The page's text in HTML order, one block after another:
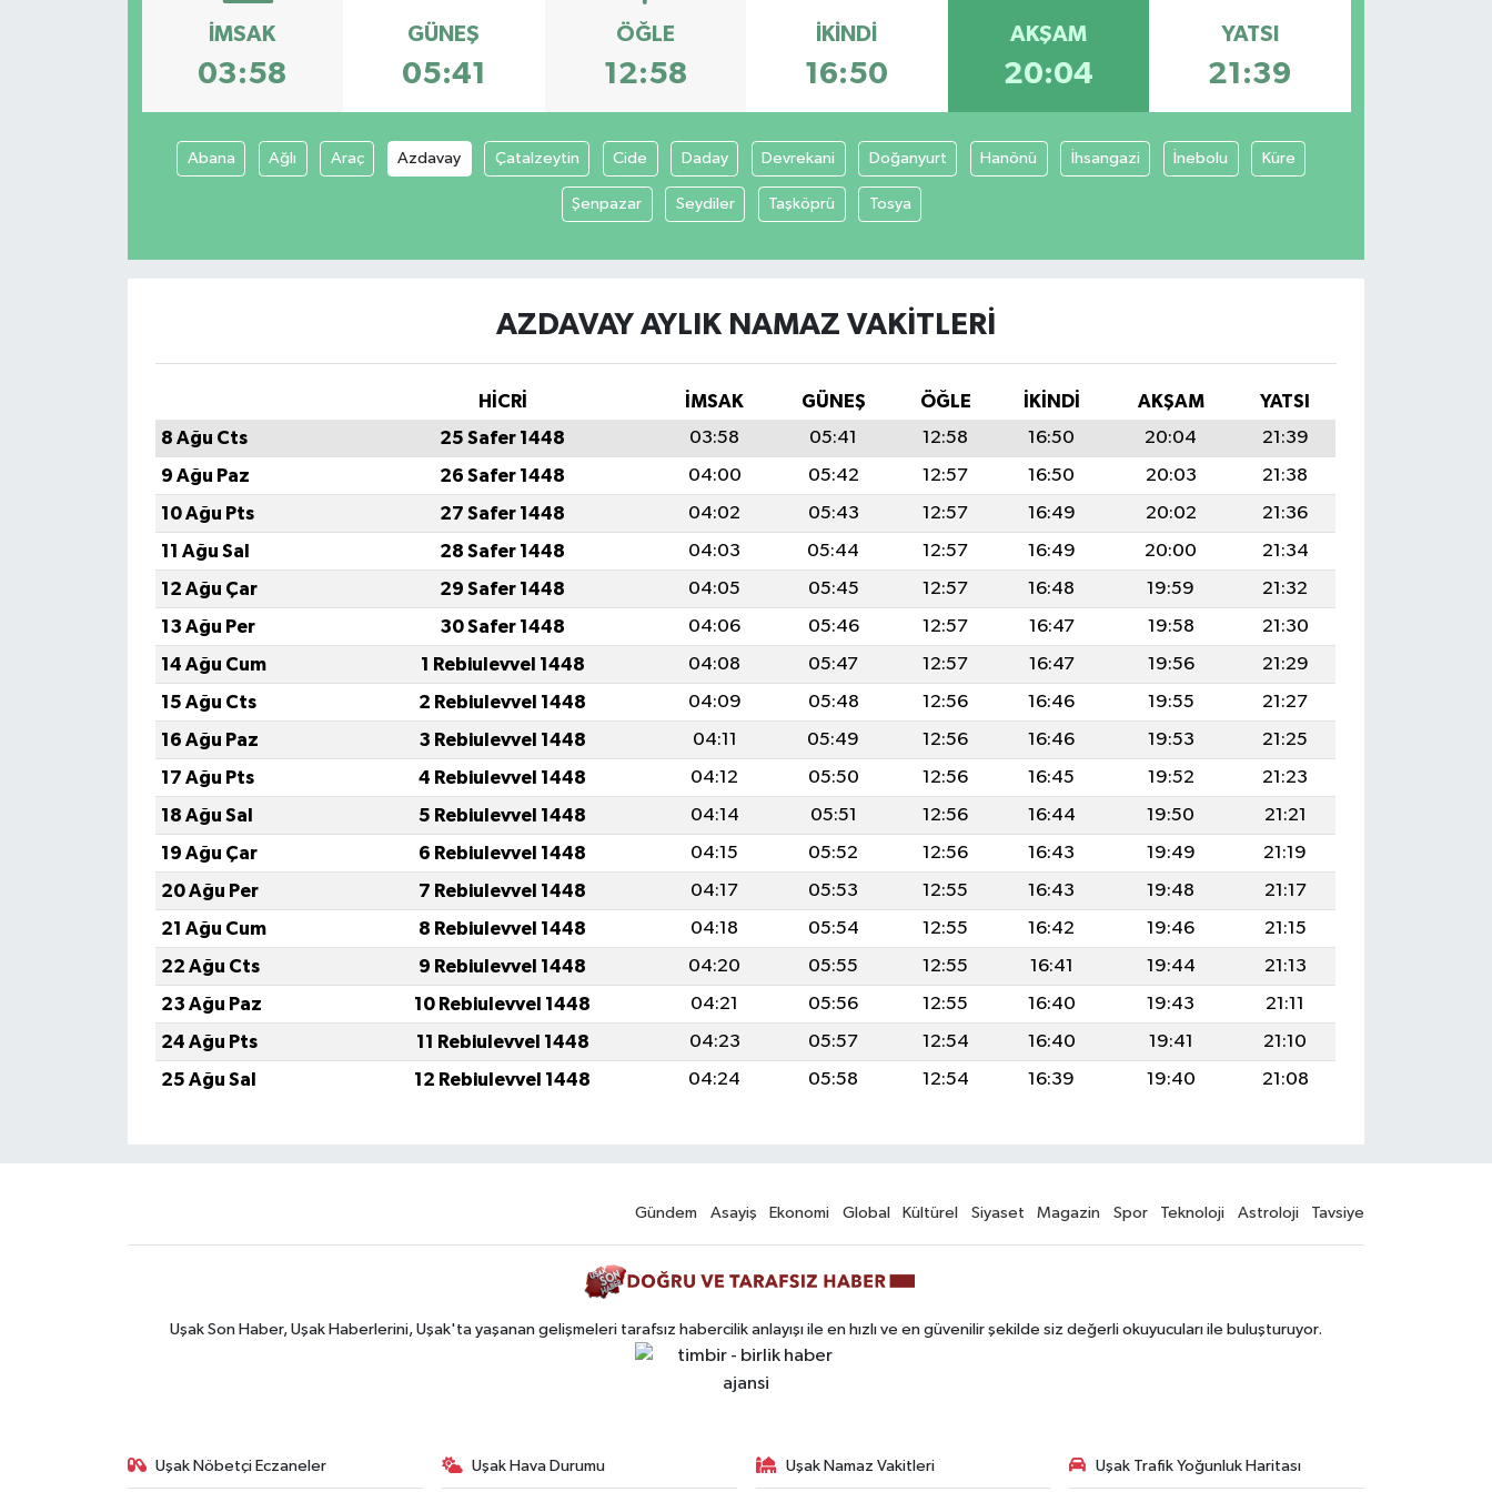
İMSAK
03:58
GÜNEŞ
05:41
ÖĞLE
12:58
İKINDI
16:50
AKŞAM
20:04
YATSI
21:39
Abana Ağlı Araç Azdavay Çatalzeytin Cide Daday Devrekani Doğanyurt Hanönü İhsangazi İnebolu Küre
Şenpazar Seydiler Taşköprü Tosya
AZDAVAY AYLIK NAMAZ VAKITLERI
HİCRİ İMSAK GÜNEŞ ÖĞLE İKINDI AKŞAM
YATSI
8 Ağu Cts
25 Safer 1448 03:58 05:41 12:58 16:50 20:04
21:39
9 Ağu Paz
26 Safer 1448 04:00 05:42 12:57 16:50 20:03
21:38
10 Ağu Pts
27 Safer 1448 04:02 05:43 12:57 16:49 20:02
21:36
11 Ağu Sal
28 Safer 1448 04:03 05:44 12:57 16:49 20:00
21:34
12 Ağu Çar
29 Safer 1448 04:05 05:45 12:57 16:48 19:59
21:32
13 Ağu Per
30 Safer 1448 04:06 05:46 12:57 16:47 19:58
21:30
14 Ağu Cum
1 Rebiulevvel 1448 04:08 05:47 12:57 16:47 19:56
21:29
15 Ağu Cts
2 Rebiulevvel 1448 04:09 05:48 12:56 16:46 19:55
21:27
16 Ağu Paz
3 Rebiulevvel 1448 04:11 05:49 12:56 16:46 19:53
21:25
17 Ağu Pts
4 Rebiulevvel 1448 04:12 05:50 12:56 16:45 19:52
21:23
18 Ağu Sal
5 Rebiulevvel 1448 04:14 05:51 12:56 16:44 19:50
21:21
19 Ağu Çar
6 Rebiulevvel 1448 04:15 05:52 12:56 16:43 19:49
21:19
20 Ağu Per
7 Rebiulevvel 1448 04:17 05:53 12:55 16:43 19:48
21:17
21 Ağu Cum
8 Rebiulevvel 1448 04:18 05:54 12:55 16:42 19:46
21:15
22 Ağu Cts
9 Rebiulevvel 1448 04:20 05:55 12:55 16:41 19:44
21:13
23 Ağu Paz
10 Rebiulevvel 1448 04:21 05:56 12:55 16:40 19:43
21:11
24 Ağu Pts
11 Rebiulevvel 1448 04:23 05:57 12:54 16:40 19:41
21:10
25 Ağu Sal
12 Rebiulevvel 1448 04:24 05:58 12:54 16:39 19:40 21:08
Gündem Asayiş Ekonomi Global Kültürel Siyaset Magazin Spor Teknoloji Astroloji Tavsiye
Uşak Son Haber, Uşak Haberlerini, Uşak'ta yaşanan gelişmeleri tarafsız habercilik anlayışı ile en hızlı ve en güvenilir şekilde siz değerli okuyucuları ile buluşturuyor.
Uşak Nöbetçi Eczaneler Uşak Hava Durumu Uşak Namaz Vakitleri Uşak Trafik Yoğunluk Haritası